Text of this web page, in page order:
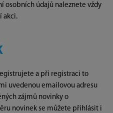
osobních údajů naleznete vždy
akci.
a při registraci to
uvedenou emailovou adresu
zájmů novinky o
novinek se můžete přihlásit i